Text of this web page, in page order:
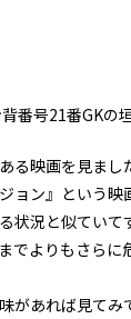
番号21番GKの
る映画を見まし
ョン』という映
状況と似ていて
でよりもさらに
があれば見てみ